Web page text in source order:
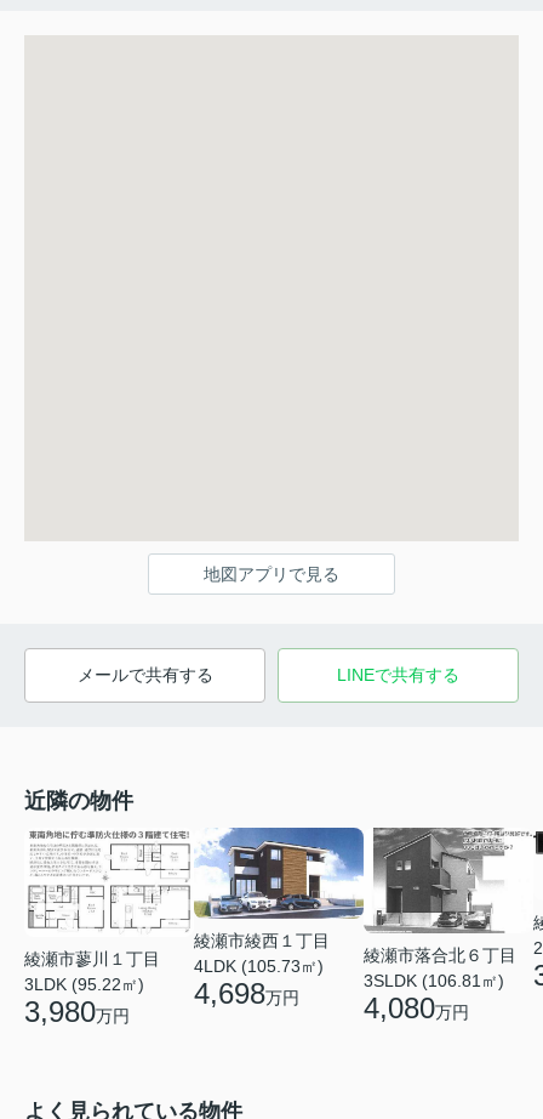
地図アプリで見る
メールで共有する LINEで共有する
近隣の物件
綾瀬市蓼川１丁目
3LDK (95.22㎡)
3,980万円
綾瀬市綾西１丁目
4LDK (105.73㎡)
4,698万円
綾瀬市落合北６丁目
3SLDK (106.81㎡)
4,080万円
よく見られている物件